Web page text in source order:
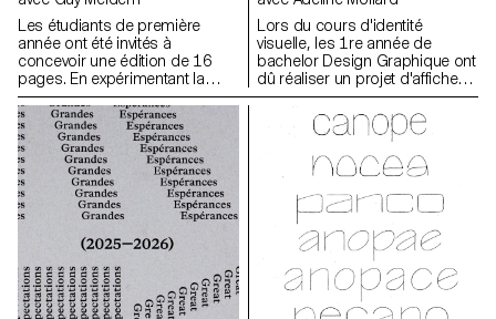
Les étudiants de première
année ont été invités à
concevoir une édition de 16
pages. En expérimentant la
bichromie par diverses
techniques d'impression, ils
ont séquencé une lecture
double dépendante des
couleurs imprimées.
Lors du cours d'identité
visuelle, les 1re année de
bachelor Design Graphique ont
dû réaliser un projet d'affiches
à partir d'un événement tiré au
hasard. Ils ont du définir leur
propre système visuel et ont
d'affiches typographiques
visuelle de l'événement a été
développée au travers d'une
affiche et d'un flyer,
accompagnés d'un carnet de
recherche regroupant
l'ensemble de leur processus
créatif.